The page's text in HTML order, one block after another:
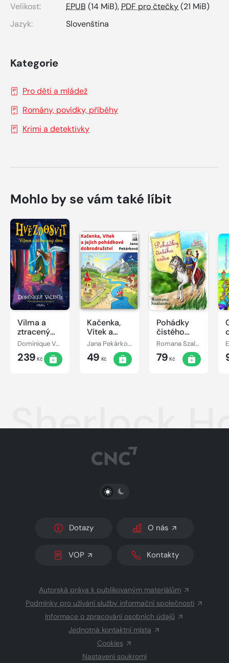
Velikost:
EPUB (14 MiB), PDF pro čtečky(21 MiB)
Jazyk:
Slovenština
Kategorie
Pro děti a mládež
Romány, povídky, příběhy
Krimi a detektivky
Mohlo by se vám také líbit
Vilma a
ztracený
den
Dominique Valente
239 Kč
Kačenka,
Vítek a
jejich
pohádkové
dobrodružství
Jana Pekárková
49 Kč
Pohádky
čistého
srdce
Romana Szalaiová
79 Kč
Sherlock
PŘEPNOUT SVĚTLÝ/TMAVÝ REŽIM
Dotazy O nás
VOP Kontakty
Autorská práva k publikovaným materiálům
Podmínky pro užívání služby informační společnosti
Informace o zpracování osobních údajů
Jednotná kontaktní místa
Cookies
Nastavení soukromí